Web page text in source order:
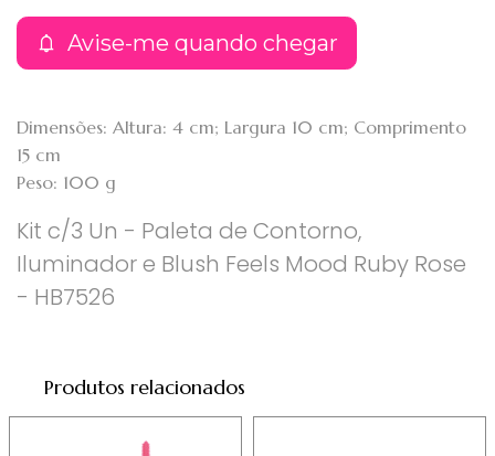
Avise-me quando chegar
Dimensões: Altura: 4 cm; Largura 10 cm; Comprimento
15 cm
Peso: 100 g
Kit c/3 Un - Paleta de Contorno,
Iluminador e Blush Feels Mood Ruby Rose
- HB7526
Produtos relacionados